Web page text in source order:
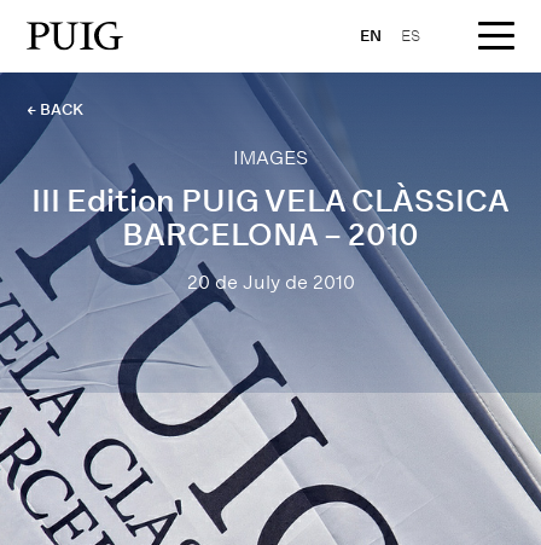
EN ES
← BACK
IMAGES
III Edition PUIG VELA CLÀSSICA
BARCELONA – 2010
20 de July de 2010